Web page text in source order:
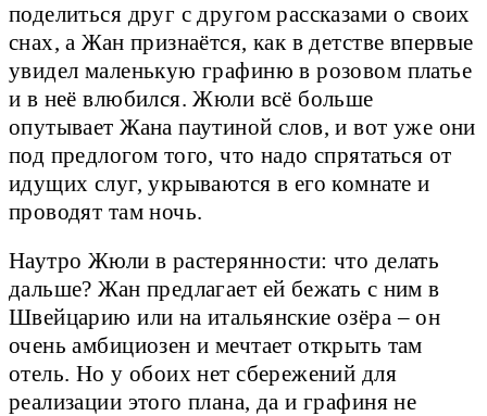
поделиться друг с другом рассказами о своих
снах, а Жан признаётся, как в детстве впервые
увидел маленькую графиню в розовом платье
и в неё влюбился. Жюли всё больше
опутывает Жана паутиной слов, и вот уже они
под предлогом того, что надо спрятаться от
идущих слуг, укрываются в его комнате и
проводят там ночь.
Наутро Жюли в растерянности: что делать
дальше? Жан предлагает ей бежать с ним в
Швейцарию или на итальянские озёра – он
очень амбициозен и мечтает открыть там
отель. Но у обоих нет сбережений для
реализации этого плана, да и графиня не